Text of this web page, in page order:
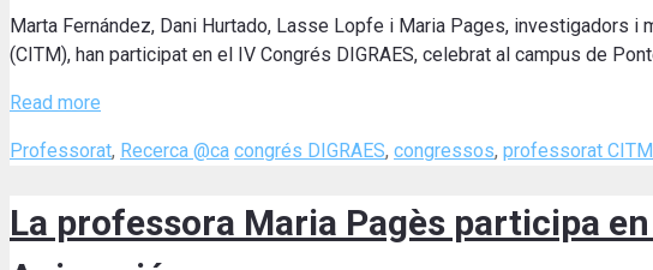
Marta Fernández, Dani Hurtado, Lasse Lopfe i Maria Pages, investigadors i
(CITM), han participat en el IV Congrés DIGRAES, celebrat al campus de
Read more
Categories
Professorat, Recerca @ca Tags
congrés DIGRAES, congressos, professorat CITM
La professora Maria Pagès participa